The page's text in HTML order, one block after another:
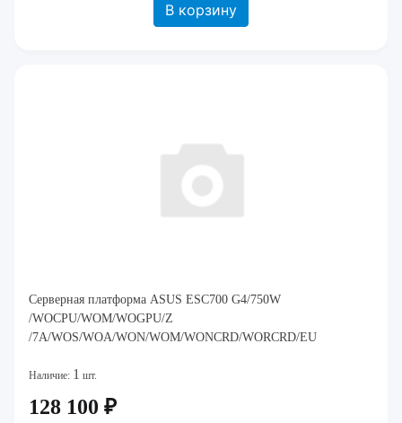
В корзину
Cерверная платформа ASUS ESC700 G4/750W
/WOCPU/WOM/WOGPU/Z
/7A/WOS/WOA/WON/WOM/WONCRD/WORCRD/EU
Наличие: 1 шт.
128 100 ₽